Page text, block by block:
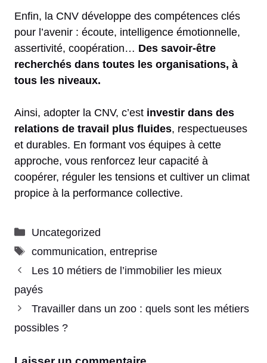
Enfin, la CNV développe des compétences clés
pour l’avenir : écoute, intelligence émotionnelle,
assertivité, coopération… Des savoir-être
recherchés dans toutes les organisations, à
tous les niveaux.
Ainsi, adopter la CNV, c’est investir dans des
relations de travail plus fluides, respectueuses
et durables. En formant vos équipes à cette
approche, vous renforcez leur capacité à
coopérer, réguler les tensions et cultiver un climat
propice à la performance collective.
Catégories
Uncategorized
Étiquettes
communication, entreprise
Les 10 métiers de l’immobilier les mieux
payés
Travailler dans un zoo : quels sont les métiers
possibles ?